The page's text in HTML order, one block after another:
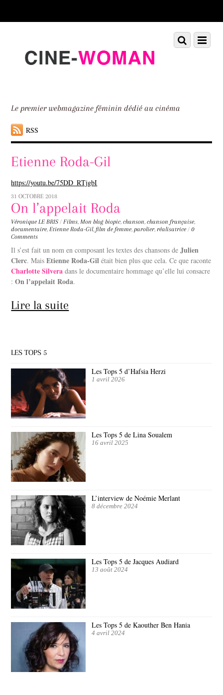
down
Le premier webmagazine féminin dédié au cinéma
RSS
Menu
Scroll
down
Etienne Roda-Gil
https://youtu.be/75DD_RTjgbI
31 OCTOBRE 2018
On l’appelait Roda
Véronique LE BRIS / Films,Mon blog biopic,chanson,chanson française,
documentaire,Etienne Roda-Gil, film de femme,parolier,réalisatrice / 0
Comments
Il s’est fait un nom en composant les textes des chansons deJulien
Clerc. MaisEtienne Roda-Gil était bien plus que cela. Ce que raconte
Charlotte Silvera dans le documentaire hommage qu’elle lui consacre
:On l’appelait Roda.
Lire la suite
LES TOPS 5
Les Tops 5 d’Hafsia Herzi
1 avril 2026
Les Tops 5 de Lina Soualem
16 avril 2025
L’interview de Noémie Merlant
8 décembre 2024
Les Tops 5 de Jacques Audiard
13 août 2024
Les Tops 5 de Kaouther Ben Hania
4 avril 2024